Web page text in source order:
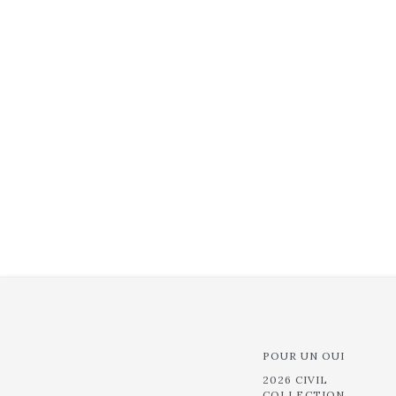
POUR UN OUI
2026 CIVIL